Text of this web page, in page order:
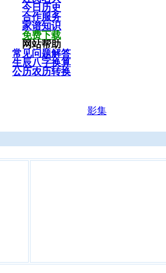
今日历史
合作服务
家谱知识
免费下载
网站帮助
常见问题解答
生辰八字换算
公历农历转换
影集